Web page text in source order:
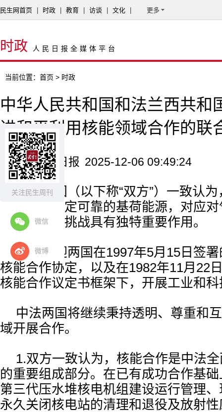
关注民生周刊
微信
微博
民生网首页 时政 教育 访谈 文化 更多
时政 人民日报全媒体平台
当前位置： 首页 > 时政
中华人民共和国和法兰西共和
进和平利用核能领域合作的联
来源：人民日报 2025-12-06 09:49:24
中法两国（以下称“双方”）一致认
洁低碳、稳定可靠的基荷能源，对应
全等全球性挑战具有独特重要作用。
双方欢迎两国在1997年5月15日签
核能合作协定，以及在1982年11月22
核能合作议定书框架下，开展工业和
中法两国将继续秉持透明、尊重和
域开展合作。
1.双方一致认为，核能合作是中法
的重要组成部分。在已有成功合作基
第三代压水堆核电机组建设运行管理
永久关闭核电站的清理和退役及放射